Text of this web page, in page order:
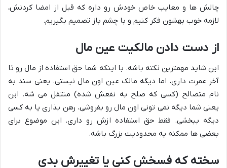
چالش ها و معایب خاص خودش رو داره که قبل از امضا کردنش،
لازمه خوب بهشون فکر کنیم و با چشم باز تصمیم بگیریم.
از دست دادن مالکیت عین مال
این شاید مهمترین نکته باشه. با اینکه شما حق استفاده از مال رو تا
آخر عمرت داری، اما دیگه مالک عین اون مال نیستی. یعنی سند به
نام متصالح (کسی که صلح به نفعش شده) منتقل می شه. این
یعنی شما دیگه نمی تونی اون مال رو بفروشی، رهن بذاری یا به کسی
دیگه ببخشی. فقط حق استفاده ازش رو داری. این موضوع برای
بعضی ها ممکنه یه محدودیت بزرگ باشه.
سخته که فسخش کنی یا تغییرش بدی